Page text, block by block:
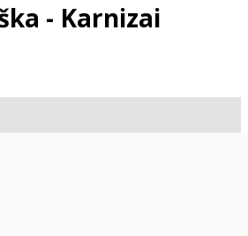
- Karnizai